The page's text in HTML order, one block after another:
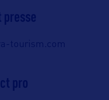
presse
tourism.com
pro